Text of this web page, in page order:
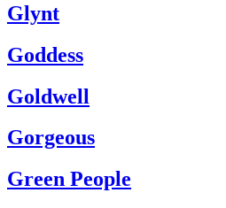
Glynt
Goddess
Goldwell
Gorgeous
Green People